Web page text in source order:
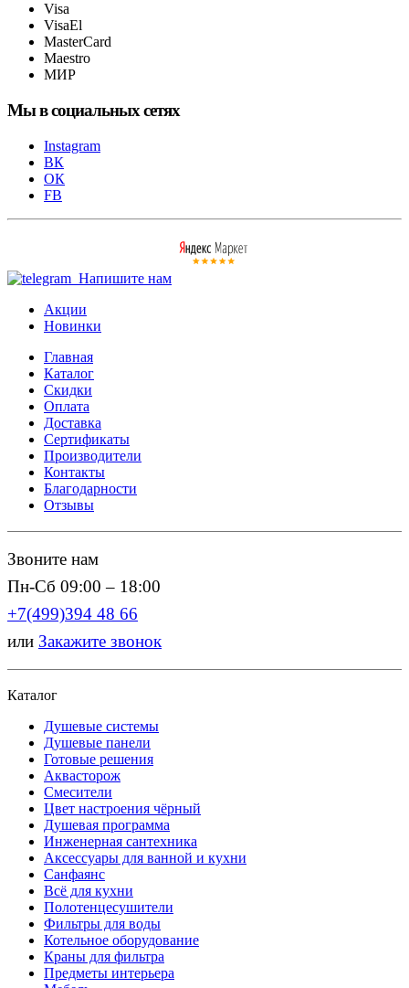
Visa
VisaEl
MasterCard
Maestro
МИР
Мы в социальных сетях
Instagram
ВК
ОК
FB
Напишите нам
Акции
Новинки
Главная
Каталог
Скидки
Оплата
Доставка
Сертификаты
Производители
Контакты
Благодарности
Отзывы
Звоните нам
Пн-Сб 09:00 – 18:00
+7(499)394 48 66
или Закажите звонок
Каталог
Душевые системы
Душевые панели
Готовые решения
Аквасторож
Смесители
Цвет настроения чёрный
Душевая программа
Инженерная сантехника
Аксессуары для ванной и кухни
Санфаянс
Всё для кухни
Полотенцесушители
Фильтры для воды
Котельное оборудование
Краны для фильтра
Предметы интерьера